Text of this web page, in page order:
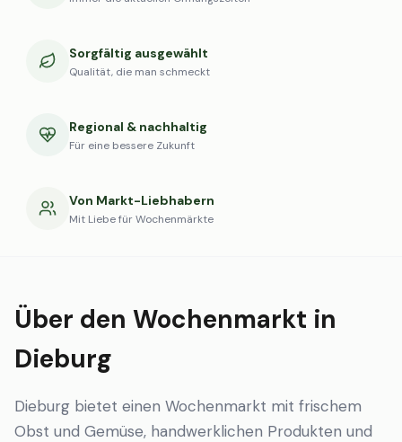
Sorgfältig ausgewählt
Qualität, die man schmeckt
Regional & nachhaltig
Für eine bessere Zukunft
Von Markt-Liebhabern
Mit Liebe für Wochenmärkte
Über den Wochenmarkt in
Dieburg
Dieburg bietet einen Wochenmarkt mit frischem
Obst und Gemüse, handwerklichen Produkten und